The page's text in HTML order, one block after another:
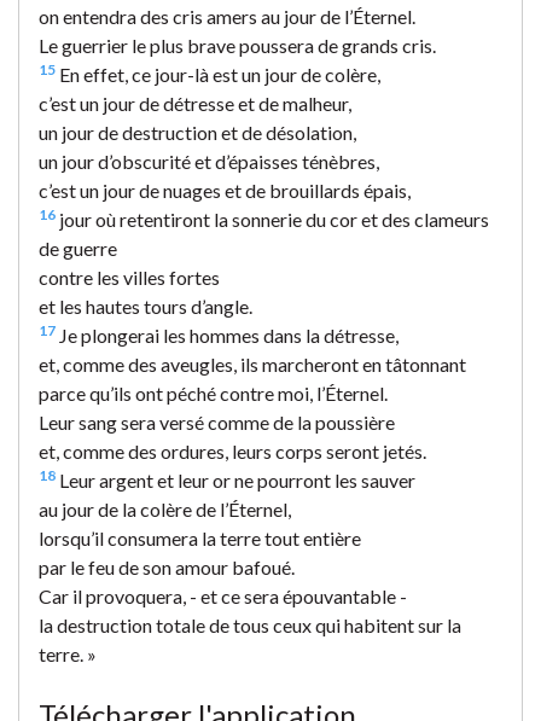
on entendra des cris amers au jour de l’Éternel.
Le guerrier le plus brave poussera de grands cris.
15 En effet, ce jour-là est un jour de colère,
c’est un jour de détresse et de malheur,
un jour de destruction et de désolation,
un jour d’obscurité et d’épaisses ténèbres,
c’est un jour de nuages et de brouillards épais,
16 jour où retentiront la sonnerie du cor et des clameurs
de guerre
contre les villes fortes
et les hautes tours d’angle.
17 Je plongerai les hommes dans la détresse,
et, comme des aveugles, ils marcheront en tâtonnant
parce qu’ils ont péché contre moi, l’Éternel.
Leur sang sera versé comme de la poussière
et, comme des ordures, leurs corps seront jetés.
18 Leur argent et leur or ne pourront les sauver
au jour de la colère de l’Éternel,
lorsqu’il consumera la terre tout entière
par le feu de son amour bafoué.
Car il provoquera, - et ce sera épouvantable -
la destruction totale de tous ceux qui habitent sur la
terre. »
Télécharger l'application